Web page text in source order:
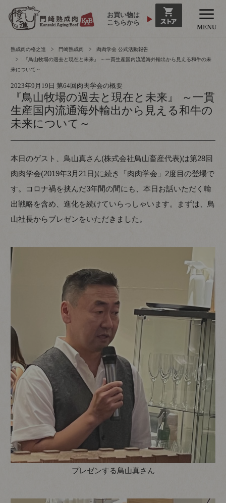
お買い物は
こちらから
熟成肉の格之進 門崎熟成肉
肉肉学会 公式活動報告
『鳥山牧場の過去と現在と未来』 ～一貫生産国内流通海外輸出から見える和牛の未
来について～
2023年9月19日 第64回肉肉学会の概要
『鳥山牧場の過去と現在と未来』 ～一貫
生産国内流通海外輸出から見える和牛の
未来について～
本日のゲスト、鳥山真さん(株式会社鳥山畜産代表)は第28回
肉肉学会(2019年3月21日)に続き「肉肉学会」2度目の登場で
す。コロナ禍を挟んだ3年間の間にも、本日お話いただく輸
出戦略を含め、進化を続けていらっしゃいます。まずは、鳥
山社長からプレゼンをいただきました。
プレゼンする鳥山真さん